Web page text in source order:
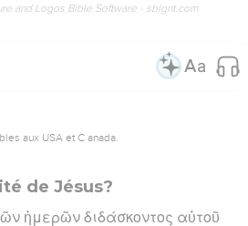
and Logos Bible Software - sblgnt.com
aux USA et C anada.
de Jésus?
ἡμερῶν διδάσκοντος αὐτοῦ